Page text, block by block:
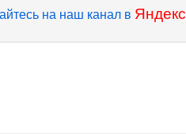
на наш канал в